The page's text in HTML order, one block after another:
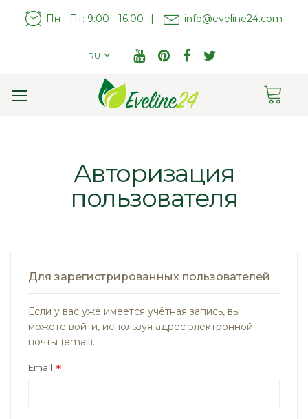
Пн - Пт: 9:00 - 16:00 | info@eveline24.com
RU
Авторизация
пользователя
Для зарегистрированных пользователей
Если у вас уже имеется учётная запись, вы
можете войти, используя адрес электронной
почты (email).
Email